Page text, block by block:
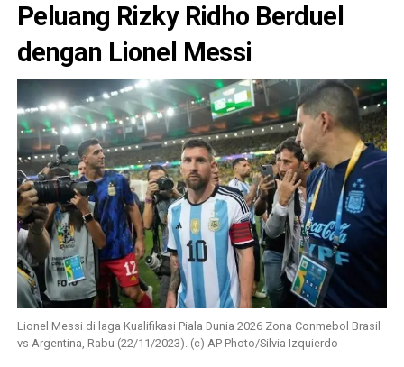
Peluang Rizky Ridho Berduel
dengan Lionel Messi
Lionel Messi di laga Kualifikasi Piala Dunia 2026 Zona Conmebol Brasil
vs Argentina, Rabu (22/11/2023). (c) AP Photo/Silvia Izquierdo